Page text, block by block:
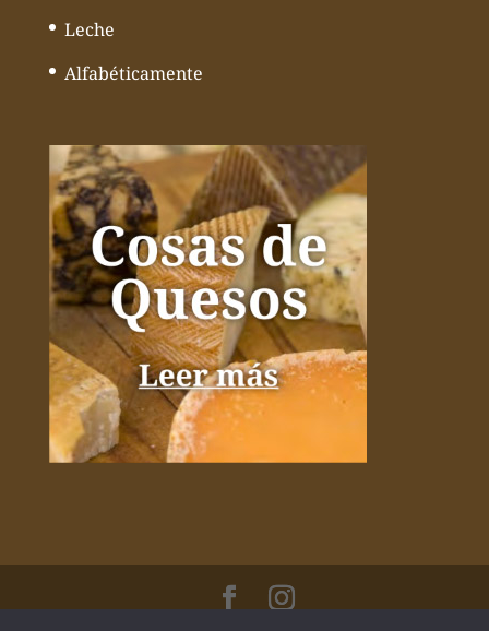
Leche
Alfabéticamente